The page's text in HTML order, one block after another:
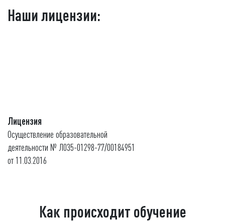
Наши лицензии:
Лицензия
Осуществление образовательной
деятельности № Л035-01298-77/00184951
от 11.03.2016
Как происходит обучение